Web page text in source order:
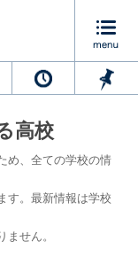
高校
め、全ての学校の情
す。最新情報は学校
せん。